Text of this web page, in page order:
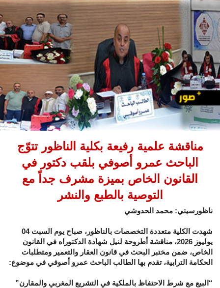
مناقشة علمية رفيعة بكلية الناظور تتوّج
الباحث عمرو أصوفي بلقب دكتور في
القانون الخاص بميزة مشرف جداً مع
التوصية بالطبع والنشر
ناظورسيتي: محمد الحدوشي
شهدت الكلية متعددة التخصصات بالناظور، صباح يوم السبت 04
يوليوز 2026، مناقشة أطروحة لنيل شهادة الدكتوراه في القانون
الخاص، ضمن مختبر البحث في قانون العقار والتعمير ومتطلبات
الحكامة الترابية، تقدم بها الطالب الباحث عمرو أصوفي في موضوع:
“البيع مع شرط الاحتفاظ بالملكية في التشريع المغربي والمقارن”